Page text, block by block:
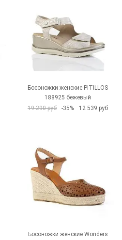
Босоножки женские PITILLOS
188925 бежевый
19 290 руб
-35% 12 539 руб
Босоножки женские Wonders